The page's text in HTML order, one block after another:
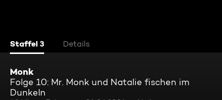
Staffel 3 Details
Monk
Folge 10: Mr. Monk und Natalie fischen im
Dunkeln